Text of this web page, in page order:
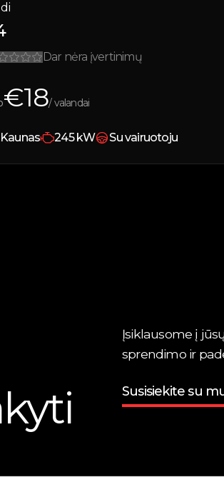
Dar nėra įvertinimų
€18/ valandai
Kaunas 245 kW Su vairuotoju
Įsiklausome į
sprendimo ir
Susisiekite su